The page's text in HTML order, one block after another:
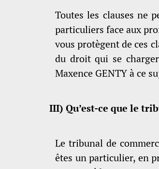
Toutes les clauses ne
particuliers face aux
vous protègent de ces
du droit qui se
Maxence GENTY à ce
III) Qu’est-ce que le
Le tribunal de
êtes un particulier, en